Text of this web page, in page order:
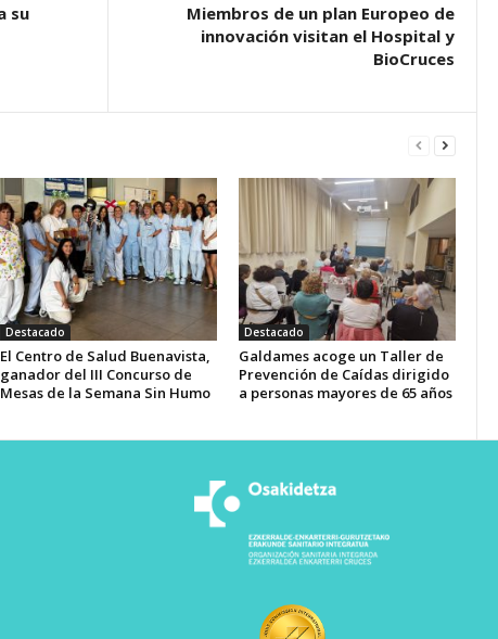
Miembros de un plan Europeo de
innovación visitan el Hospital y
BioCruces
Destacado
El Centro de Salud Buenavista,
ganador del III Concurso de
Mesas de la Semana Sin Humo
Destacado
Galdames acoge un Taller de
Prevención de Caídas dirigido
a personas mayores de 65 años